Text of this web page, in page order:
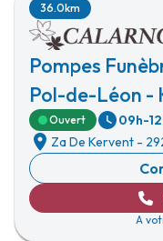
Pompes
Pol-de-Léon -
36.0km
Ouvert 09h-
Za De Kervent -
A